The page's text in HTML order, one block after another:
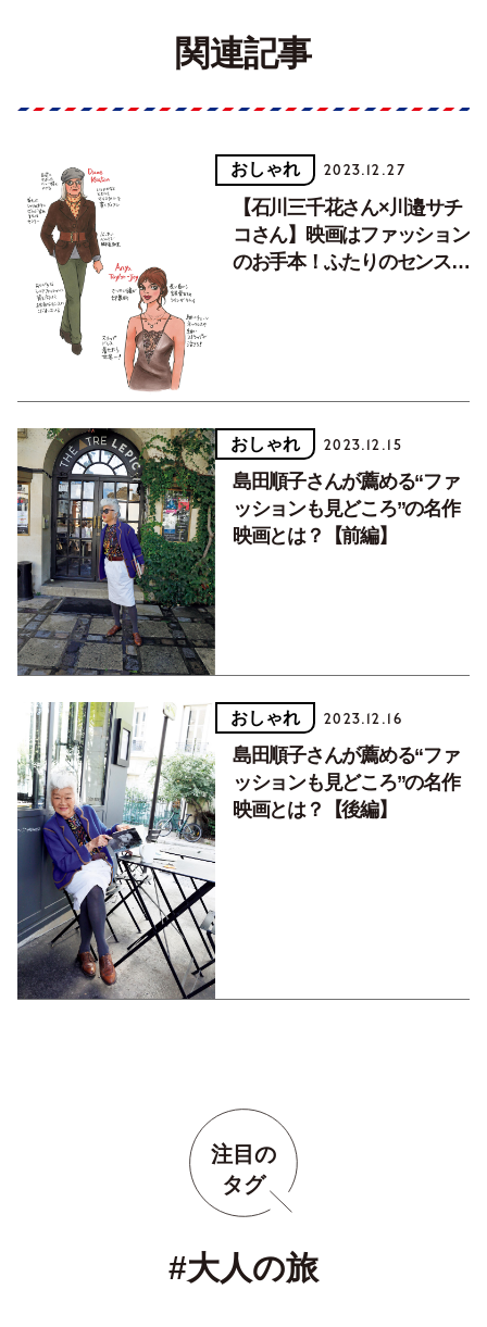
関連記事
おしゃれ 2023.12.27
【石川三千花さん×川邉サチ
コさん】映画はファッション
のお手本！ふたりのセンスを
おしゃれ 2023.12.15
島田順子さんが薦める“ファ
ッションも見どころ”の名作
映画とは？【前編】
おしゃれ 2023.12.16
島田順子さんが薦める“ファ
ッションも見どころ”の名作
映画とは？【後編】
注目の
タグ
#大人の旅